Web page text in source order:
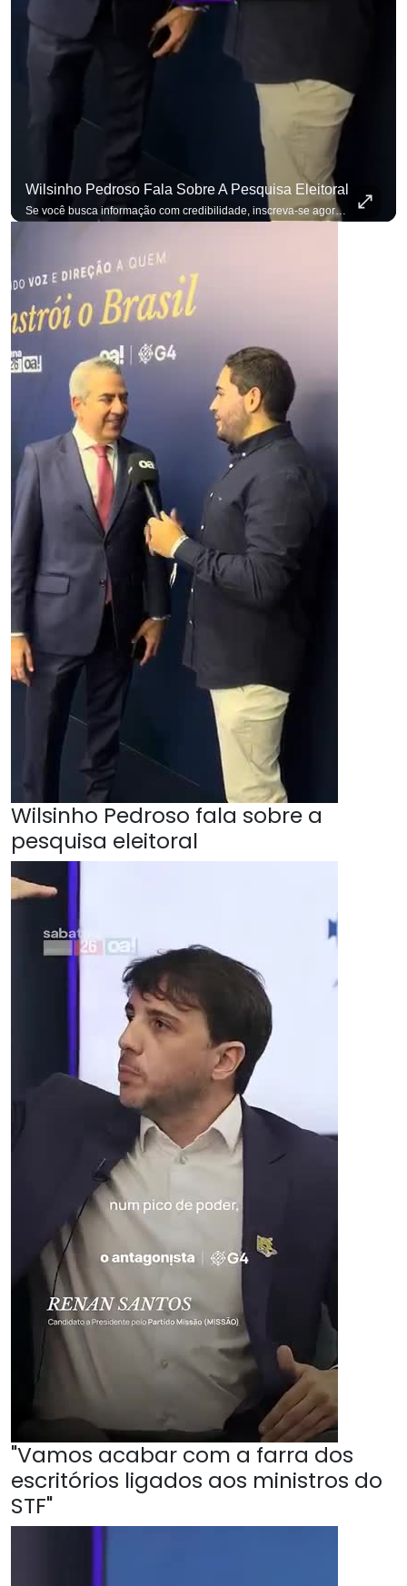
Wilsinho Pedroso Fala Sobre A Pesquisa Eleitoral
Se você busca informação com credibilidade, inscreva-se agora e ative o
Wilsinho Pedroso fala sobre a
pesquisa eleitoral
"Vamos acabar com a farra dos
escritórios ligados aos ministros do
STF"